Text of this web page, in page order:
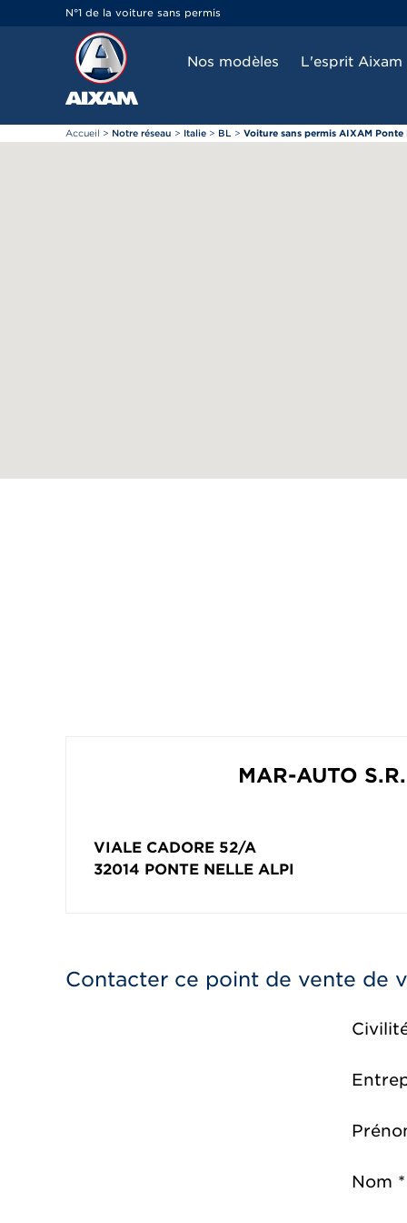
N°1 de la voiture sans permis
Nos modèles L'esprit Aixam
Accueil > Notre réseau > Italie > BL > Voiture sans permis AIXAM Ponte
MAR-AUTO
VIALE CADORE 52/A
32014 PONTE NELLE ALPI
Contacter ce point de vente de
Nom *
Panneau de gestion des cookies